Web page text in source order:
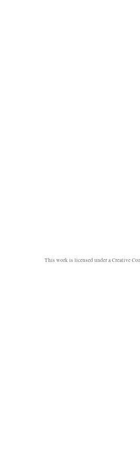
This work is licensed under aCreative